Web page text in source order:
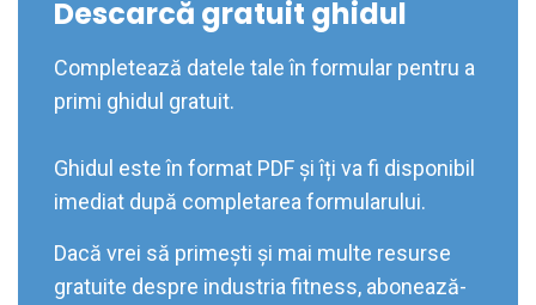
Descarcă gratuit ghidul
Completează datele tale în formular pentru a
primi ghidul gratuit.
Ghidul este în format PDF și îți va fi disponibil
imediat după completarea formularului.
Dacă vrei să primești și mai multe resurse
gratuite despre industria fitness, abonează-